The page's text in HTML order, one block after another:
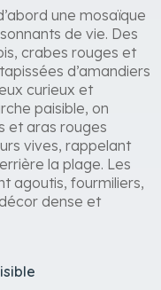
une mosaïque
de vie. Des
crabes rouges et
d’amandiers
curieux et
paisible, on
et aras rouges
vives, rappelant
la plage. Les
agoutis, fourmiliers,
dense et